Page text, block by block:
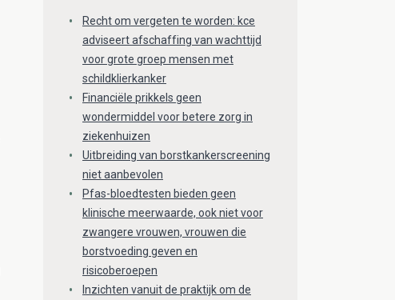
Recht om vergeten te worden: kce
adviseert afschaffing van wachttijd
voor grote groep mensen met
schildklierkanker
Financiële prikkels geen
wondermiddel voor betere zorg in
ziekenhuizen
Uitbreiding van borstkankerscreening
niet aanbevolen
Pfas-bloedtesten bieden geen
klinische meerwaarde, ook niet voor
zwangere vrouwen, vrouwen die
borstvoeding geven en
risicoberoepen
Inzichten vanuit de praktijk om de